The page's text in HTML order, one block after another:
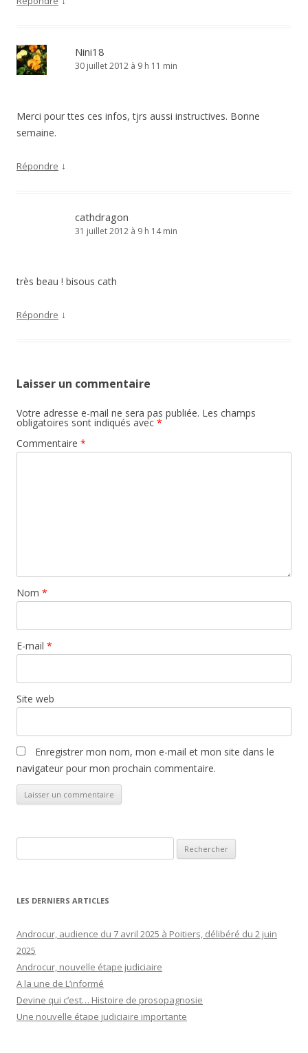
Nini18
30 juillet 2012 à 9 h 11 min
Merci pour ttes ces infos, tjrs aussi instructives. Bonne
semaine.
Répondre ↓
cathdragon
31 juillet 2012 à 9 h 14 min
très beau ! bisous cath
Répondre ↓
Laisser un commentaire
Votre adresse e-mail ne sera pas publiée. Les champs
obligatoires sont indiqués avec *
Commentaire *
Nom *
E-mail *
Site web
Enregistrer mon nom, mon e-mail et mon site dans le
navigateur pour mon prochain commentaire.
LES DERNIERS ARTICLES
Androcur, audience du 7 avril 2025 à Poitiers, délibéré du 2 juin
2025
Androcur, nouvelle étape judiciaire
A la une de L’informé
Devine qui c’est… Histoire de prosopagnosie
Une nouvelle étape judiciaire importante